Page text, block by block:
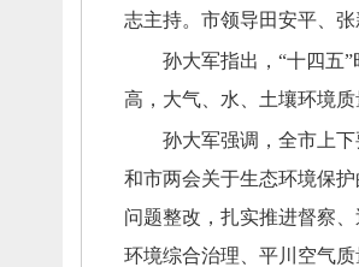
志主持。 市领导田安平、 张
孙大军指出， “十四五”
高， 大气、 水、 土壤环境质
孙大军强调， 全市上下
和市两会关于生态环境保
问题整改， 扎实推进督察、
环境综合治理、 平川空气质